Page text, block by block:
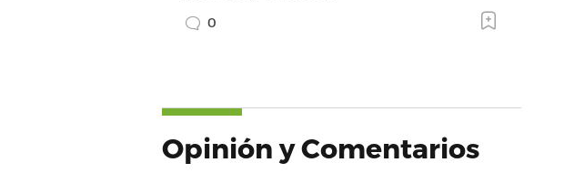
0
Opinión y Comentarios